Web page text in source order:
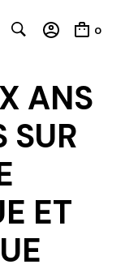
0
ANS
SUR
ET